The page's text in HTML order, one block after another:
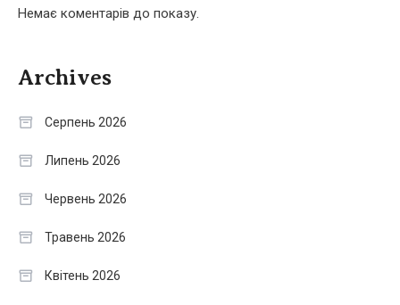
Немає коментарів до показу.
Archives
Серпень 2026
Липень 2026
Червень 2026
Травень 2026
Квітень 2026